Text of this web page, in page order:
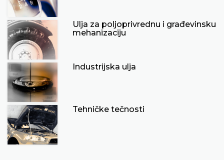
Ulja za poljoprivrednu i građevinsku
mehanizaciju
Industrijska ulja
Tehničke tečnosti